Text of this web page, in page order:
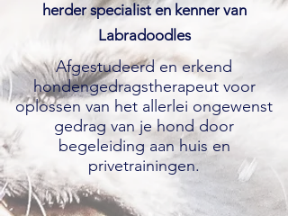
herder specialist en kenner van
Labradoodles
Afgestudeerd en erkend
hondengedragstherapeut voor
oplossen van het allerlei ongewenst
gedrag van je hond door
begeleiding aan huis en
privetrainingen.